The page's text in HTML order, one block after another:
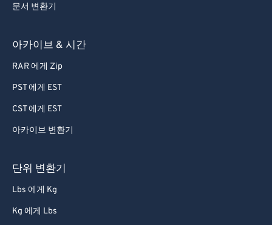
문서 변환기
아카이브 & 시간
RAR 에게 Zip
PST 에게 EST
CST 에게 EST
아카이브 변환기
단위 변환기
Lbs 에게 Kg
Kg 에게 Lbs